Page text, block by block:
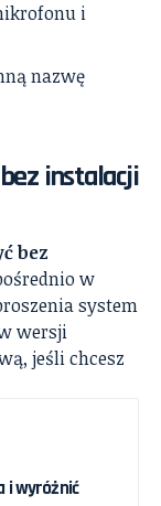
i
nazwę
bez instalacji
bez
w
system
wersji
jeśli chcesz
i wyróżnić